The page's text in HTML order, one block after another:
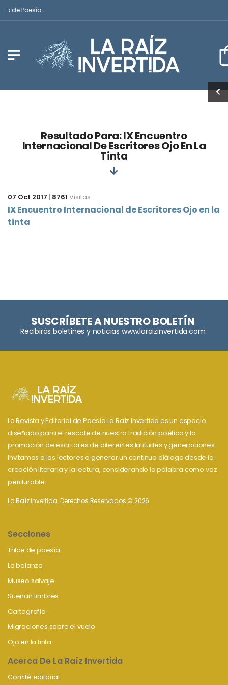
de Poesía
Resultado Para: IX Encuentro
Internacional De Escritores Ojo En La
Tinta
07 Oct 2017 | 8761 Visitas
IX Encuentro Internacional de Escritores Ojo en la
tinta
SUSCRÍBETE A NUESTRO BOLETÍN
Recibirás boletines y noticias www.laraizinvertida.com
La Revista y Editorial de Poesía La Raíz Invertida es un espacio
diseñado para el rescate de nuestra tradición poética y la
promoción de escritores de diferentes latitudes y generaciones.
Invitamos a los lectores a generar un continuo diálogo desde la
creación literaria y la lectura, considerando la palabra como voz
perdurable.
La Raíz invertida. Derechos Reservados © 2026
Secciones
Trilce de poesía
La balanza
Museo salvaje
Suenan timbres
Cartografía
Migraciones sobre el vuelo
Ojo en la tinta
Acerca De La Raíz Invertida
Comité editorial